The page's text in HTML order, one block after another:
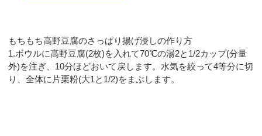
もちもち高野豆腐のさっぱり揚げ浸しの作り方
1.ボウルに高野豆腐(2枚)を入れて70℃の湯2と1/2カップ(分量
外)を注ぎ、10分ほどおいて戻します。水気を絞って4等分に切
り、全体に片栗粉(大1と1/2)をまぶします。